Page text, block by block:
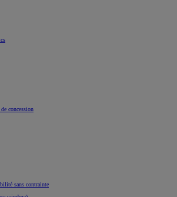
concession
sans contrainte